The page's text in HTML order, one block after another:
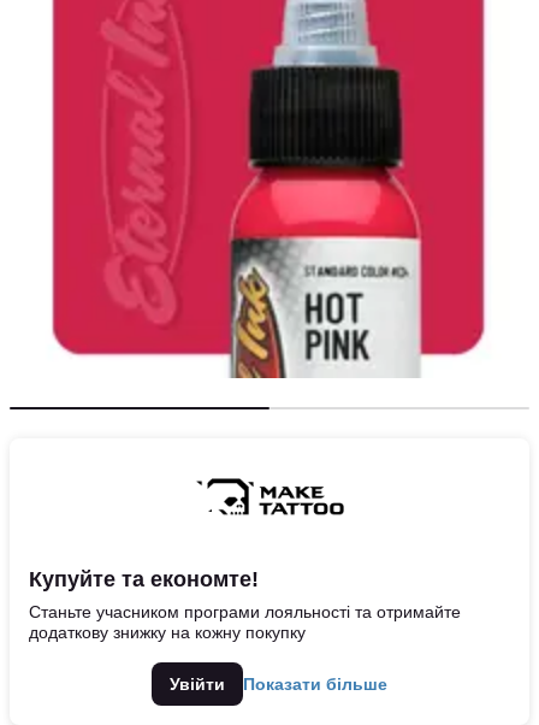
Купуйте та економте!
Станьте учасником програми лояльності та отримайте
додаткову знижку на кожну покупку
Увійти Показати більше